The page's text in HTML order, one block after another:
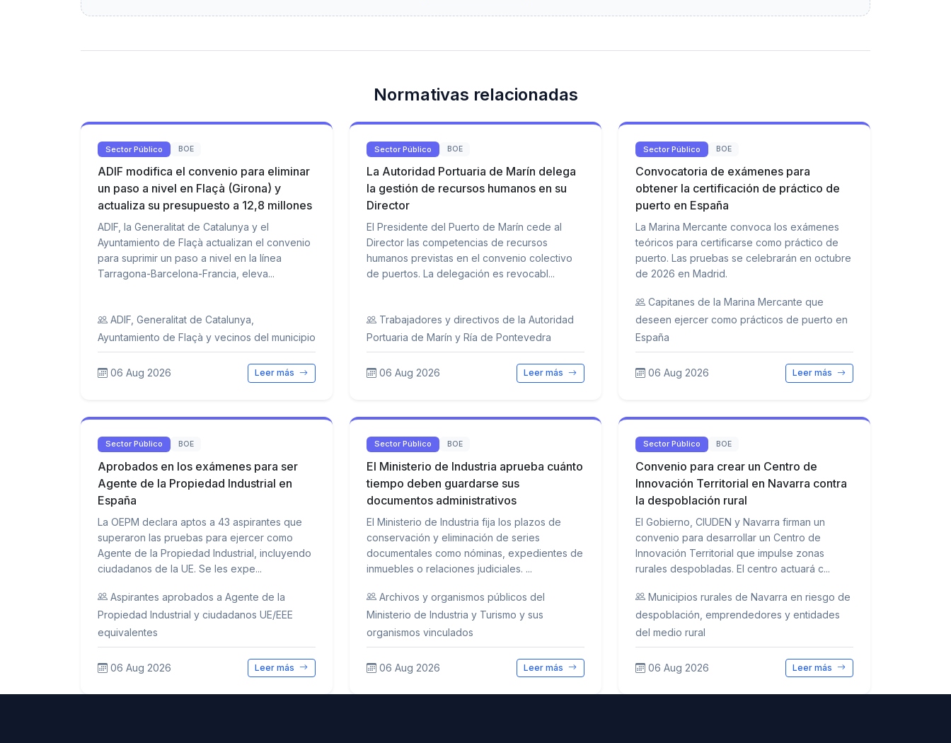
Normativas relacionadas
Sector Público BOE
ADIF modifica el convenio para eliminar
un paso a nivel en Flaçà (Girona) y
actualiza su presupuesto a 12,8 millones
ADIF, la Generalitat de Catalunya y el
Ayuntamiento de Flaçà actualizan el convenio
para suprimir un paso a nivel en la línea
Tarragona-Barcelona-Francia, eleva...
ADIF, Generalitat de Catalunya,
Ayuntamiento de Flaçà y vecinos del municipio
06 Aug 2026 Leer más
Sector Público BOE
La Autoridad Portuaria de Marín delega
la gestión de recursos humanos en su
Director
El Presidente del Puerto de Marín cede al
Director las competencias de recursos
humanos previstas en el convenio colectivo
de puertos. La delegación es revocabl...
Trabajadores y directivos de la Autoridad
Portuaria de Marín y Ría de Pontevedra
06 Aug 2026 Leer más
Sector Público BOE
Convocatoria de exámenes para
obtener la certificación de práctico de
puerto en España
La Marina Mercante convoca los exámenes
teóricos para certificarse como práctico de
puerto. Las pruebas se celebrarán en octubre
de 2026 en Madrid.
Capitanes de la Marina Mercante que
deseen ejercer como prácticos de puerto en
España
06 Aug 2026 Leer más
Sector Público BOE
Aprobados en los exámenes para ser
Agente de la Propiedad Industrial en
España
La OEPM declara aptos a 43 aspirantes que
superaron las pruebas para ejercer como
Agente de la Propiedad Industrial, incluyendo
ciudadanos de la UE. Se les expe...
Aspirantes aprobados a Agente de la
Propiedad Industrial y ciudadanos UE/EEE
equivalentes
06 Aug 2026 Leer más
Sector Público BOE
El Ministerio de Industria aprueba cuánto
tiempo deben guardarse sus
documentos administrativos
El Ministerio de Industria fija los plazos de
conservación y eliminación de series
documentales como nóminas, expedientes de
inmuebles o relaciones judiciales. ...
Archivos y organismos públicos del
Ministerio de Industria y Turismo y sus
organismos vinculados
06 Aug 2026 Leer más
Sector Público BOE
Convenio para crear un Centro de
Innovación Territorial en Navarra contra
la despoblación rural
El Gobierno, CIUDEN y Navarra firman un
convenio para desarrollar un Centro de
Innovación Territorial que impulse zonas
rurales despobladas. El centro actuará c...
Municipios rurales de Navarra en riesgo de
despoblación, emprendedores y entidades
del medio rural
06 Aug 2026 Leer más